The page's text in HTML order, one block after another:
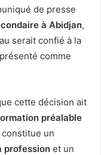
de presse
à Abidjan,
serait confié à la
comme
cette décision ait
préalable
constitue un
profession et un